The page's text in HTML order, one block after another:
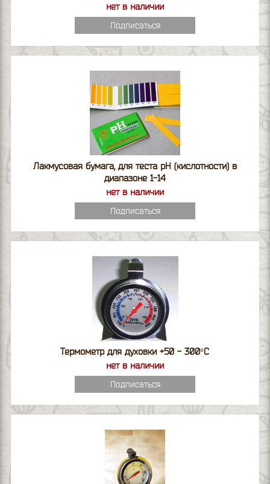
нет в наличии
Подписаться
Лакмусовая бумага, для теста pH (кислотности) в
диапазоне 1-14
нет в наличии
Подписаться
Термометр для духовки +50 - 300°С
нет в наличии
Подписаться